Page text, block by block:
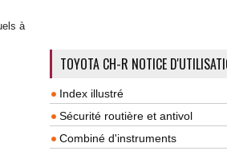
à
TOYOTA CH-R NOTICE
Index illustré
Sécurité routière et antivol
Combiné d'instruments